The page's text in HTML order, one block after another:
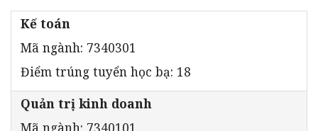
Kế toán
Mã ngành: 7340301
Điểm trúng tuyển học bạ: 18
Quản trị kinh doanh
Mã ngành: 7340101